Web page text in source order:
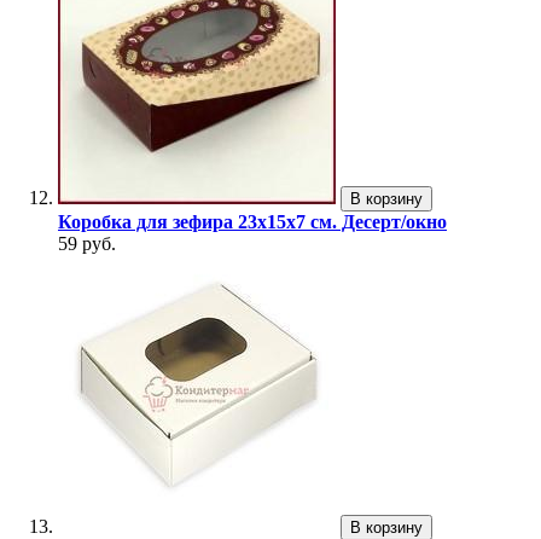
В корзину
Коробка для зефира 23х15х7 см. Десерт/окно
59 руб.
В корзину